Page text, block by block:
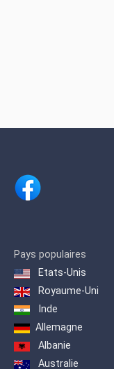
Pays populaires
Etats-Unis
Royaume-Uni
Inde
Allemagne
Albanie
Australie